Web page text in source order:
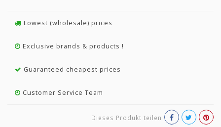
Lowest (wholesale) prices
Exclusive brands & products !
Guaranteed cheapest prices
Customer Service Team
Dieses Produkt teilen